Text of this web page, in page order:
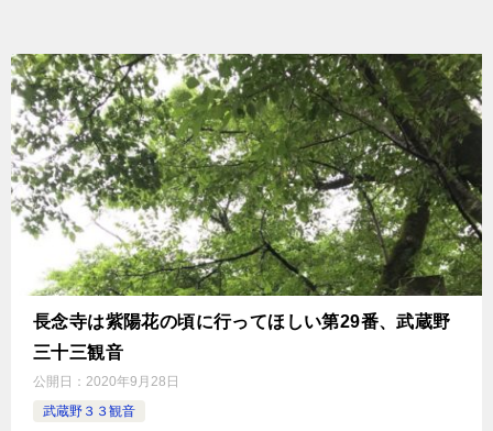
長念寺は紫陽花の頃に行ってほしい第29番、武蔵野
三十三観音
公開日： 2020年9月28日
武蔵野３３観音